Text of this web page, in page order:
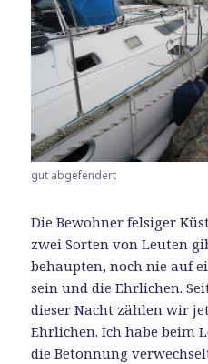
gut abgefendert
Die Bewohner felsiger
zwei Sorten von Leuten
behaupten, noch nie auf
sein und die Ehrlichen.
dieser Nacht zählen wir
Ehrlichen. Ich habe beim
die Betonnung